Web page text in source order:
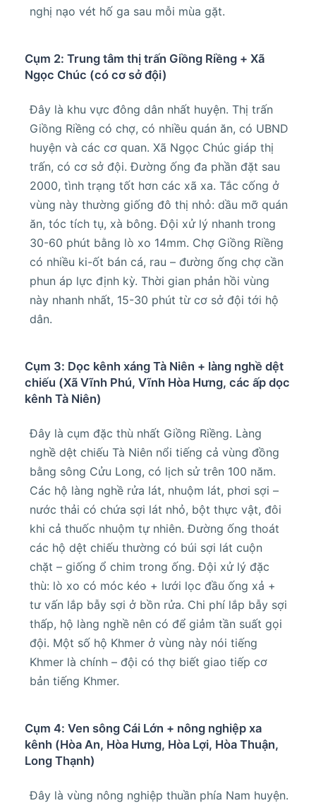
nghị nạo vét hố ga sau mỗi mùa gặt.
Cụm 2: Trung tâm thị trấn Giồng Riềng + Xã
Ngọc Chúc (có cơ sở đội)
Đây là khu vực đông dân nhất huyện. Thị trấn
Giồng Riềng có chợ, có nhiều quán ăn, có UBND
huyện và các cơ quan. Xã Ngọc Chúc giáp thị
trấn, có cơ sở đội. Đường ống đa phần đặt sau
2000, tình trạng tốt hơn các xã xa. Tắc cống ở
vùng này thường giống đô thị nhỏ: dầu mỡ quán
ăn, tóc tích tụ, xà bông. Đội xử lý nhanh trong
30-60 phút bằng lò xo 14mm. Chợ Giồng Riềng
có nhiều ki-ốt bán cá, rau – đường ống chợ cần
phun áp lực định kỳ. Thời gian phản hồi vùng
này nhanh nhất, 15-30 phút từ cơ sở đội tới hộ
dân.
Cụm 3: Dọc kênh xáng Tà Niên + làng nghề dệt
chiếu (Xã Vĩnh Phú, Vĩnh Hòa Hưng, các ấp dọc
kênh Tà Niên)
Đây là cụm đặc thù nhất Giồng Riềng. Làng
nghề dệt chiếu Tà Niên nổi tiếng cả vùng đồng
bằng sông Cửu Long, có lịch sử trên 100 năm.
Các hộ làng nghề rửa lát, nhuộm lát, phơi sợi –
nước thải có chứa sợi lát nhỏ, bột thực vật, đôi
khi cả thuốc nhuộm tự nhiên. Đường ống thoát
các hộ dệt chiếu thường có búi sợi lát cuộn
chặt – giống ổ chim trong ống. Đội xử lý đặc
thù: lò xo có móc kéo + lưới lọc đầu ống xả +
tư vấn lắp bẫy sợi ở bồn rửa. Chi phí lắp bẫy sợi
thấp, hộ làng nghề nên có để giảm tần suất gọi
đội. Một số hộ Khmer ở vùng này nói tiếng
Khmer là chính – đội có thợ biết giao tiếp cơ
bản tiếng Khmer.
Cụm 4: Ven sông Cái Lớn + nông nghiệp xa
kênh (Hòa An, Hòa Hưng, Hòa Lợi, Hòa Thuận,
Long Thạnh)
Đây là vùng nông nghiệp thuần phía Nam huyện.